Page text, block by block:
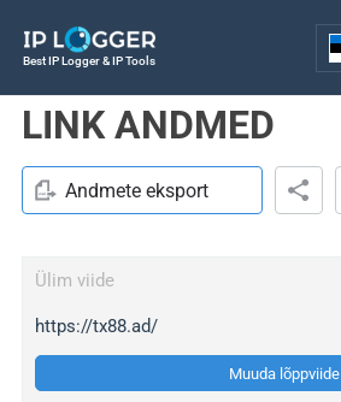
Best IP Logger & IP Tools
LINK ANDMED
Andmete eksport
Ülim viide
https://tx88.ad/
Muuda lõppviide